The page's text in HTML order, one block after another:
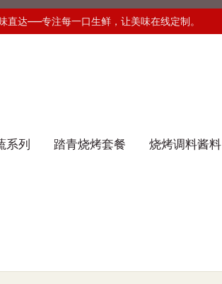
直达——专注每一口生鲜，让美味在线定制。
系列 踏青烧烤套餐 烧烤调料酱料